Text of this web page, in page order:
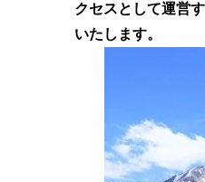
クセスとして運営
いたします。